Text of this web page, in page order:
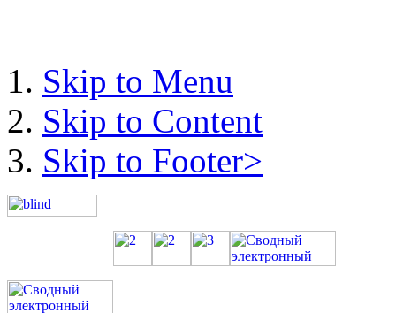
Skip to Menu
Skip to Content
Skip to Footer>